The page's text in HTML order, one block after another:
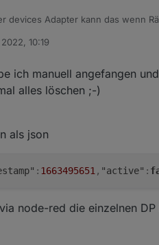
devices Adapter kann das wenn
10:19
ich manuell angefangen
alles löschen ;-)
als json
: 1663495651 , "active" :
node-red die einzelnen DP